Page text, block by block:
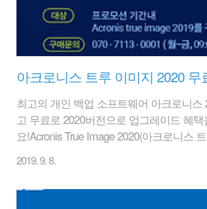
최고의 개인 백업 소프트웨어 아크로니스
고 무료로 2020버전으로 업그레이드 혜
요!Acronis True Image 2020(아크로니스
표시가 되어 있지 않다.- 대상 : 프로모션 기
스 트루 이미지 2019를 구매하신 고객- 구
2019. 9. 8.